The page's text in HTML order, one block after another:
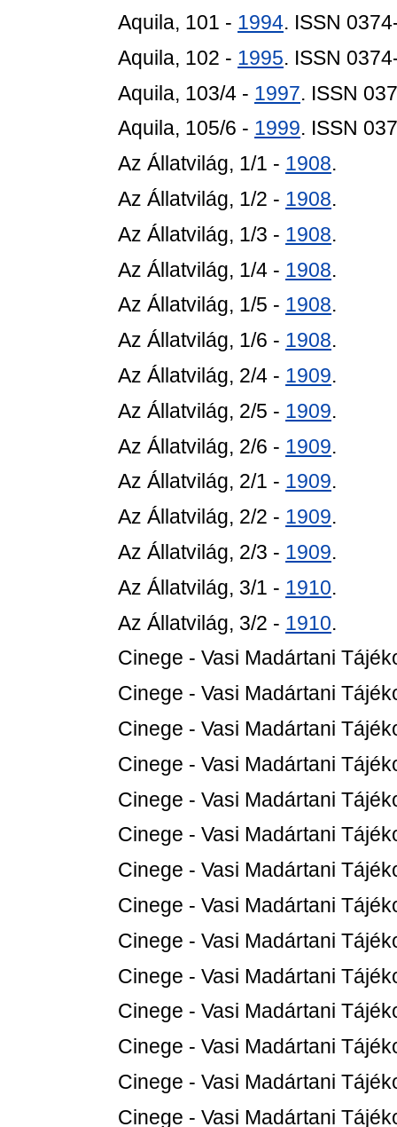
Aquila, 101 - 1994. ISSN
Aquila, 102 - 1995. ISSN
Aquila, 103/4 - 1997. ISSN
Aquila, 105/6 - 1999. ISSN
Az Állatvilág, 1/1 - 1908.
Az Állatvilág, 1/2 - 1908.
Az Állatvilág, 1/3 - 1908.
Az Állatvilág, 1/4 - 1908.
Az Állatvilág, 1/5 - 1908.
Az Állatvilág, 1/6 - 1908.
Az Állatvilág, 2/4 - 1909.
Az Állatvilág, 2/5 - 1909.
Az Állatvilág, 2/6 - 1909.
Az Állatvilág, 2/1 - 1909.
Az Állatvilág, 2/2 - 1909.
Az Állatvilág, 2/3 - 1909.
Az Állatvilág, 3/1 - 1910.
Az Állatvilág, 3/2 - 1910.
Cinege - Vasi Madártani
Cinege - Vasi Madártani
Cinege - Vasi Madártani
Cinege - Vasi Madártani
Cinege - Vasi Madártani
Cinege - Vasi Madártani
Cinege - Vasi Madártani
Cinege - Vasi Madártani
Cinege - Vasi Madártani
Cinege - Vasi Madártani
Cinege - Vasi Madártani
Cinege - Vasi Madártani
Cinege - Vasi Madártani
Cinege - Vasi Madártani